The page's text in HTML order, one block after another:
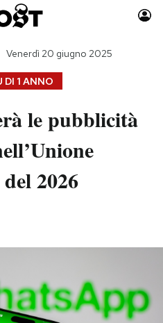
Auto
Moda
Consumismi
Storie/Idee
DI 1 ANNO
Venerdì 20 giugno 2025
le pubblicità
2026